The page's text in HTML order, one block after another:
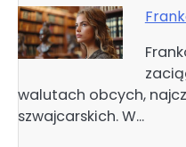
walutach obcych,
szwajcarskich. W…